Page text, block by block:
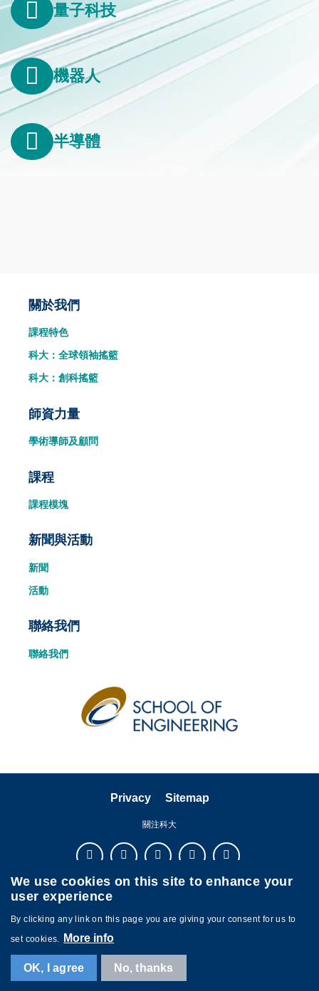
量子科技
機器人
半導體
Main
navigation
關於我們
課程特色
科大：全球領袖搖籃
科大：創科搖籃
師資力量
學術導師及顧問
課程
課程模塊
新聞與活動
新聞
活動
聯絡我們
聯絡我們
Privacy Sitemap
關注科大
©版權屬香港科技大學所有 網頁設計:
We use cookies on this site to enhance your
user experience
By clicking any link on this page you are giving your consent for us to
set cookies.
More info
OK, I agree No, thanks